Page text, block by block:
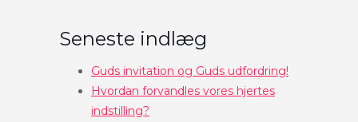
Seneste indlæg
Guds invitation og Guds udfordring!
Hvordan forvandles vores hjertes
indstilling?